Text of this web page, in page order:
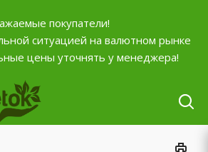
покупатели!
ситуацией на валютном рынке
цены уточнять у менеджера!